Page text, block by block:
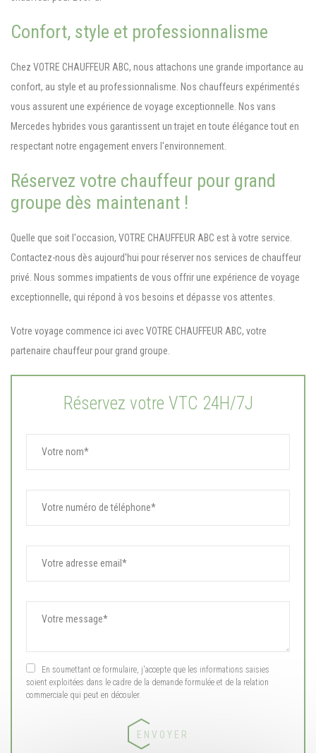
Confort, style et professionnalisme
Chez VOTRE CHAUFFEUR ABC, nous attachons une grande importance au
confort, au style et au professionnalisme. Nos chauffeurs expérimentés
vous assurent une expérience de voyage exceptionnelle. Nos vans
Mercedes hybrides vous garantissent un trajet en toute élégance tout en
respectant notre engagement envers l'environnement.
Réservez votre chauffeur pour grand
groupe dès maintenant !
Quelle que soit l'occasion, VOTRE CHAUFFEUR ABC est à votre service.
Contactez-nous dès aujourd'hui pour réserver nos services de chauffeur
privé. Nous sommes impatients de vous offrir une expérience de voyage
exceptionnelle, qui répond à vos besoins et dépasse vos attentes.
Votre voyage commence ici avec VOTRE CHAUFFEUR ABC, votre
partenaire chauffeur pour grand groupe.
Réservez votre VTC 24H/7J
En soumettant ce formulaire, j'accepte que les informations saisies
soient exploitées dans le cadre de la demande formulée et de la relation
commerciale qui peut en découler.